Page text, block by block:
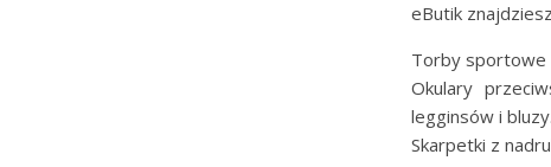
eButik
Torby sportowe
Okulary
legginsów i bluzy.
Skarpetki z